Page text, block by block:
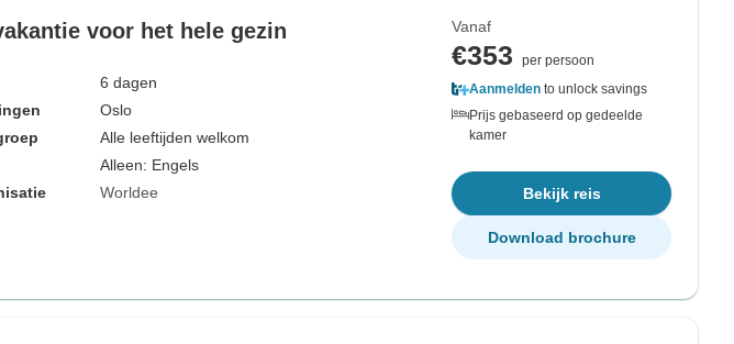
voor het hele gezin
6 dagen
Oslo
Alle leeftijden welkom
Alleen: Engels
Worldee
Vanaf
€353
per persoon
Aanmelden to unlock savings
Prijs gebaseerd op gedeelde
kamer
Bekijk reis
Download brochure